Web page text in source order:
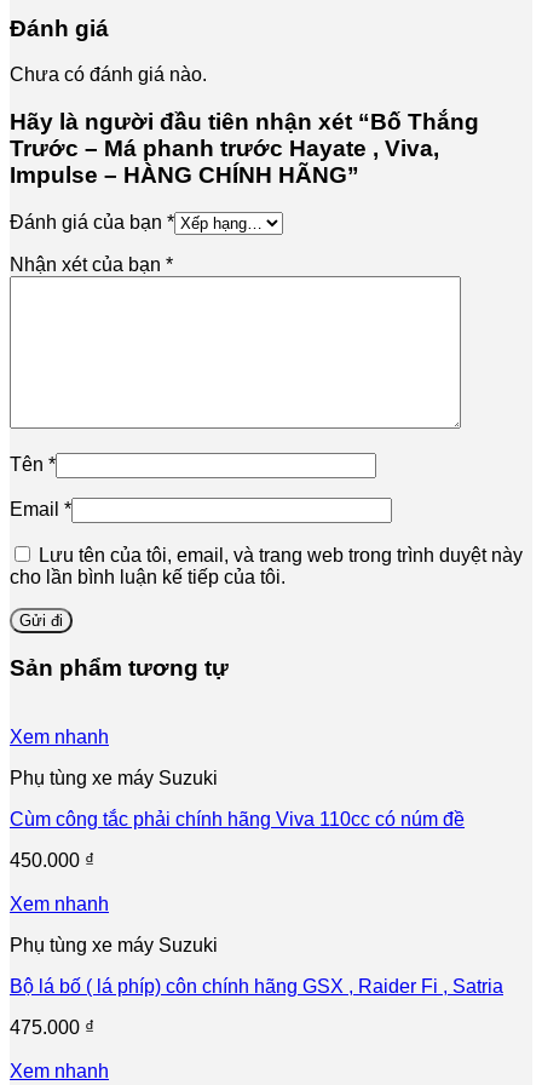
Đánh giá
Chưa có đánh giá nào.
Hãy là người đầu tiên nhận xét “Bố Thắng
Trước – Má phanh trước Hayate , Viva,
Impulse – HÀNG CHÍNH HÃNG”
Đánh giá của bạn *
Nhận xét của bạn *
Tên *
Email *
Lưu tên của tôi, email, và trang web trong trình duyệt này
cho lần bình luận kế tiếp của tôi.
Sản phẩm tương tự
Xem nhanh
Phụ tùng xe máy Suzuki
Cùm công tắc phải chính hãng Viva 110cc có núm đề
450.000 ₫
Xem nhanh
Phụ tùng xe máy Suzuki
Bộ lá bố ( lá phíp) côn chính hãng GSX , Raider Fi , Satria
475.000 ₫
Xem nhanh